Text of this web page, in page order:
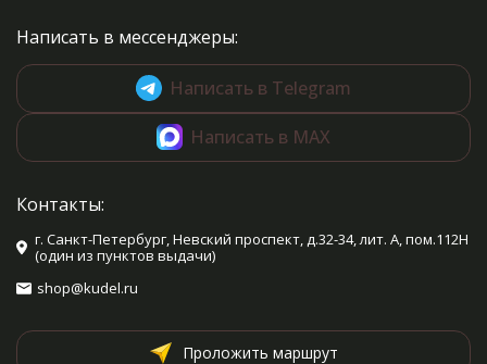
Написать в мессенджеры:
Написать в Telegram
Написать в MAX
Контакты:
г. Санкт-Петербург, Невский проспект, д.32-34, лит. А, пом.112Н
(один из пунктов выдачи)
shop@kudel.ru
Проложить маршрут